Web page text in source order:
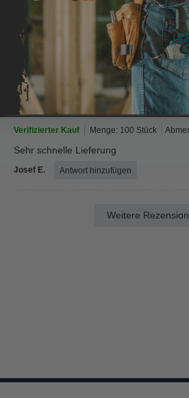
Menge: 200 Stück
Alles top. Schnelle lieferung
Antwort hinzufügen
a
Verifizierter Kauf Menge: 100 Stück
Sehr schnelle Lieferung
Josef E. Antwort hinzufügen
Weitere